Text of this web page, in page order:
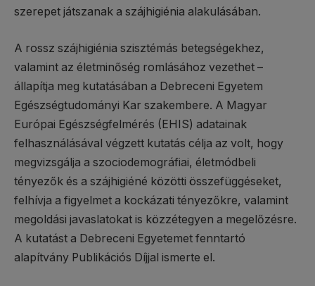
szerepet játszanak a szájhigiénia alakulásában.
A rossz szájhigiénia szisztémás betegségekhez,
valamint az életminőség romlásához vezethet –
állapítja meg kutatásában a Debreceni Egyetem
Egészségtudományi Kar szakembere. A Magyar
Európai Egészségfelmérés (EHIS) adatainak
felhasználásával végzett kutatás célja az volt, hogy
megvizsgálja a szociodemográfiai, életmódbeli
tényezők és a szájhigiéné közötti összefüggéseket,
felhívja a figyelmet a kockázati tényezőkre, valamint
megoldási javaslatokat is közzétegyen a megelőzésre.
A kutatást a Debreceni Egyetemet fenntartó
alapítvány Publikációs Díjjal ismerte el.